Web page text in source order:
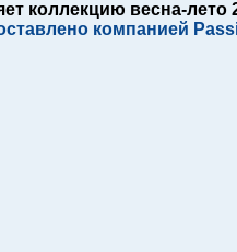
коллекцию весна-лето
компанией